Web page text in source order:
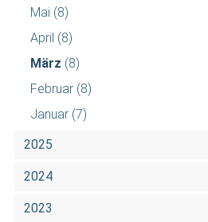
Mai (8)
April (8)
März (8)
Februar (8)
Januar (7)
2025
2024
2023